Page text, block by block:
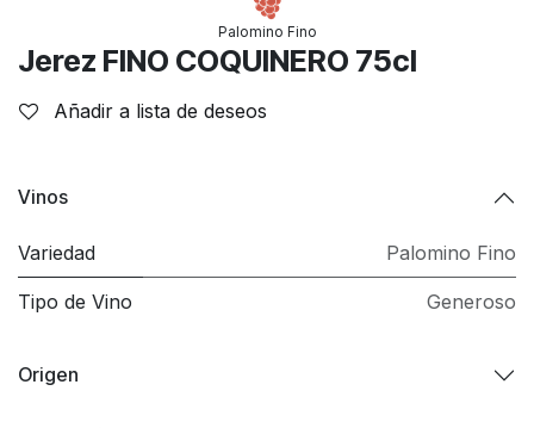
Palomino Fino
Jerez FINO COQUINERO 75cl
Añadir a lista de deseos
Vinos
Variedad Palomino Fino
Tipo de Vino Generoso
Origen